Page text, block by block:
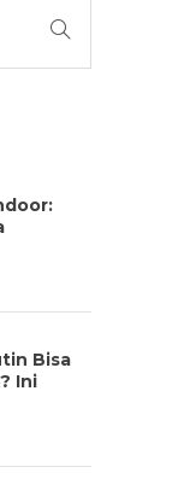
Bisa
Ini